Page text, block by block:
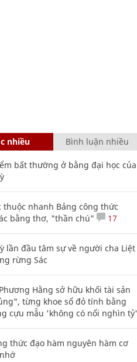
nhiều Bình luận nhiều
bất thường ở bằng đại học của
thuộc nhanh Bảng công thức
bằng thơ, "thần chú"
17
lần đầu tâm sự về người cha Liệt
rừng Sác
Hằng sở hữu khối tài sản
từng khoe sổ đỏ tính bằng
cựu mẫu 'không có nổi nghìn tỷ'
thức đạo hàm nguyên hàm cơ